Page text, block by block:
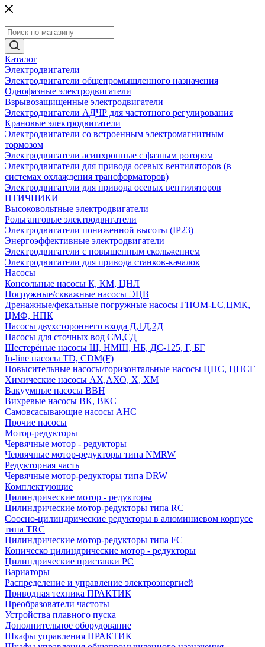
Каталог
Электродвигатели
Электродвигатели общепромышленного назначения
Однофазные электродвигатели
Взрывозащищенные электродвигатели
Электродвигатели АДЧР для частотного регулирования
Крановые электродвигатели
Электродвигатели со встроенным электромагнитным
тормозом
Электродвигатели асинхронные с фазным ротором
Электродвигатели для привода осевых вентиляторов (в
системах охлаждения трансформаторов)
Электродвигатели для привода осевых вентиляторов
ПТИЧНИКИ
Высоковольтные электродвигатели
Рольганговые электродвигатели
Электродвигатели пониженной высоты (IP23)
Энергоэффективные электродвигатели
Электродвигатели с повышенным скольжением
Электродвигатели для привода станков-качалок
Насосы
Консольные насосы К, КМ, ЦНЛ
Погружные/скважные насосы ЭЦВ
Дренажные/фекальные погружные насосы ГНОМ-LC,ЦМК,
ЦМФ, НПК
Насосы двухстороннего входа Д,1Д,2Д
Насосы для сточных вод СМ,СД
Шестерёные насосы Ш, НМШ, НБ, ДС-125, Г, БГ
In-line насосы TD, CDM(F)
Повысительные насосы/горизонтальные насосы ЦНС, ЦНСГ
Химические насосы АХ,АХО, Х, ХМ
Вакуумные насосы ВВН
Вихревые насосы ВК, ВКС
Самовсасывающие насосы АНС
Прочие насосы
Мотор-редукторы
Червячные мотор - редукторы
Червячные мотор-редукторы типа NMRW
Редукторная часть
Червячные мотор-редукторы типа DRW
Комплектующие
Цилиндрические мотор - редукторы
Цилиндрические мотор-редукторы типа RC
Соосно-цилиндрические редукторы в алюминиевом корпусе
типа TRC
Цилиндрические мотор-редукторы типа FC
Коническо цилиндрические мотор - редукторы
Цилиндрические приставки PC
Вариаторы
Распределение и управление электроэнергией
Приводная техника ПРАКТИК
Преобразователи частоты
Устройства плавного пуска
Дополнительное оборудование
Шкафы управления ПРАКТИК